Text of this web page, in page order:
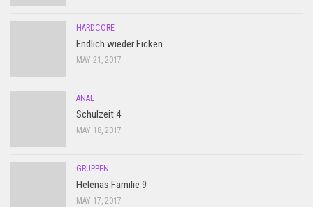
HARDCORE
Endlich wieder Ficken
MAY 21, 2017
ANAL
Schulzeit 4
MAY 18, 2017
GRUPPEN
Helenas Familie 9
MAY 17, 2017